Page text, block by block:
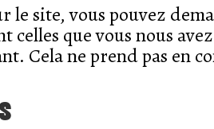
le site, vous pouvez
que vous nous
Cela ne prend pas en